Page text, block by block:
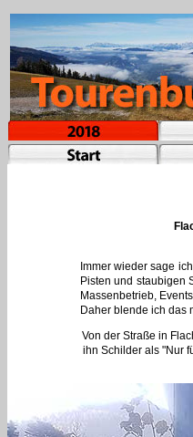
Immer wieder sage
Pisten und staubigen
Massenbetrieb,
Daher blende ich das
Von der Straße in
ihn Schilder als "Nur